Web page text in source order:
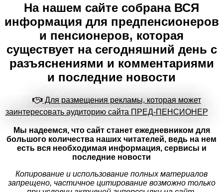
На нашем сайте собрана ВСЯ
информация для предпенсионеров
и пенсионеров, которая
существует на сегодняшний день с
разъяснениями и комментариями
и последние новости
Для размещения рекламы, которая может
заинтересовать аудиторию сайта ПРЕД-ПЕНСИОНЕР
Мы надеемся, что сайт станет ежедневником для
большого количества наших читателей, ведь на нем
есть вся необходимая информация, сервисы и
последние новости
Копирование и использование полных материалов
запрещено, частичное цитирование возможно только